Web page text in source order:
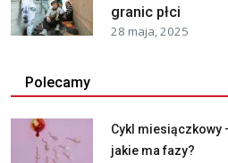
granic płci
28 maja, 2025
Polecamy
Cykl miesiączkowy
jakie ma fazy?